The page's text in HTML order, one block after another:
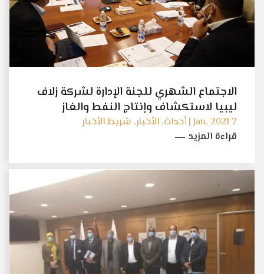
الاجتماع الشهري للجنة الإدارة لشركة زلاف
ليبيا لاستكشاف وإنتاج النفط والغاز
7 Jan, 2021 | أحداث, الأخبار, شريط الأخبار
قراءة المزيد